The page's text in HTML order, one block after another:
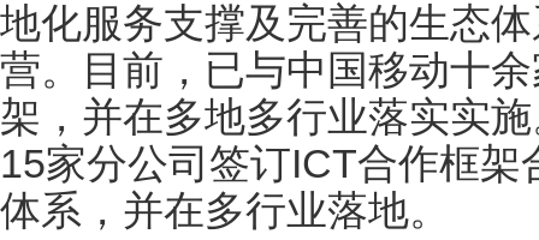
地化服务支撑及完善的生态
营。目前，已与中国移动十
架，并在多地多行业落实实
15家分公司签订ICT合作框架
体系，并在多行业落地。